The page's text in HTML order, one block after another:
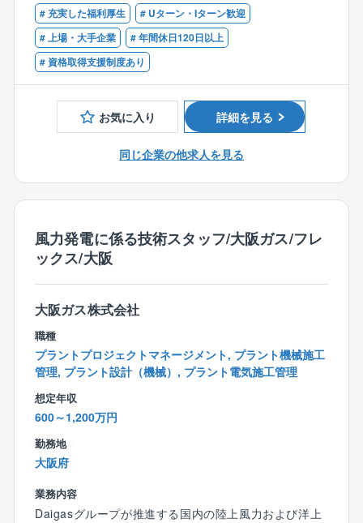
所定労働時間が7時間15分となります。
その為所定労働が8時間の企業に比べ、単純計算で1ヶ
月約20時間、年間で約240時間も労働時間が少ない企
業です！
東南アジア）では、LNG化による低炭素化が見込まれ
ることから、既存LNG技術の海外展開にも同時並行で
取り組んでおります。また、技術開発においてもe-メ
タン導入を目的に国内での複数のベンチスケール実証
試験から海外でのPJ検討が始まっております。
このような事業環境のもと、高圧ガス設備の電気・計
装・システムエンジニアリング力を活かし、関連のF
遂行し、事業の拡大に貢献することができる人材が求
カーボンニュートラル化、低炭素化は、世界の大きな
潮流となっております。
この転換期において、自らの電計システムエンジニア
リング力を試してみたい方には絶好のチャンスだと思
います。
■歓迎条件：
・国内外新規プロジェクトのフィージビリティスタデ
ィ遂行能力
・他社技術のデューデリジェンスができる目利き力
・受配電設備／計装機器の設計／選定、プラント制御
システムの設計のスキル
・海外プロジェクトで通用する英語力
# 充実した福利厚生
# Uターン・Iターン歓迎
# 上場・大手企業
# 年間休日120日以上
# 資格取得支援制度あり
お気に入り 詳細を見る
同じ企業の他求人を見る
風力発電に係る技術スタッフ/大阪ガス/フレ
ックス/大阪
大阪ガス株式会社
職種
プラントプロジェクトマネージメント, プラント機械施工
管理, プラント設計（機械）, プラント電気施工管理
想定年収
600～1,200万円
勤務地
大阪府
業務内容
Daigasグループが推進する国内の陸上風力および洋上